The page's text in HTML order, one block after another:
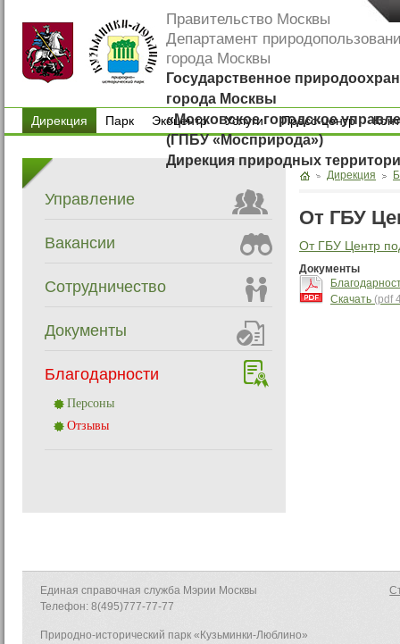
Правительство Москвы
Департамент
города Москвы
Государственное
города Москвы
«Московское городское
(ГПБУ «Мосприрода»)
Дирекция природных
Дирекция
Парк
Экоцентр
Экоцентр
Услуги
Услуги
Пресс-центр
Пресс-центр
Управление
Вакансии
Сотрудничество
Документы
Благодарности
Персоны
Отзывы
Дирекция
От ГБУ
От ГБУ Центр
Документы
Скачать (pdf
Единая справочная служба Мэрии Москвы
Телефон: 8(495)777-77-77
Природно-исторический парк «Кузьминки-Люблино»